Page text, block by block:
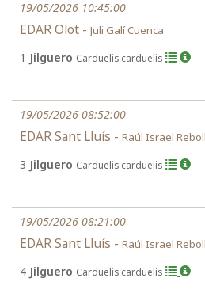
19/05/2026 10:45:00
EDAR Olot - Juli Galí Cuenca
1 Jilguero Carduelis carduelis
19/05/2026 08:52:00
EDAR Sant Lluís - Raúl Israel
3 Jilguero Carduelis carduelis
19/05/2026 08:21:00
EDAR Sant Lluís - Raúl Israel
4 Jilguero Carduelis carduelis